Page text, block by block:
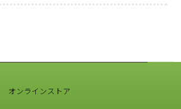
オンラインストア